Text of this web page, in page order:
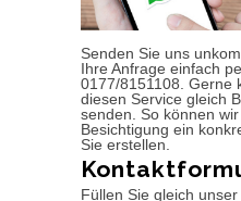
Senden Sie uns
Ihre Anfrage einfach
0177/8151108. Gerne
diesen Service gleich
senden. So können
Besichtigung ein
Sie erstellen.
Füllen Sie gleich